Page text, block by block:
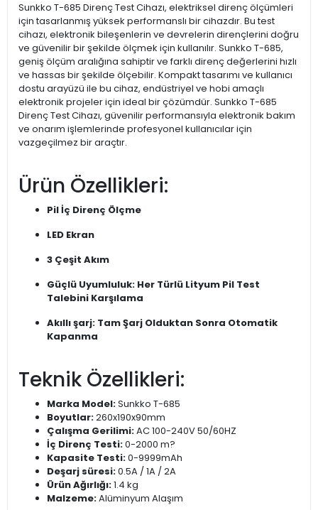
Sunkko T-685 Direnç Test Cihazı, elektriksel direnç ölçümleri
için tasarlanmış yüksek performanslı bir cihazdır. Bu test
cihazı, elektronik bileşenlerin ve devrelerin dirençlerini doğru
ve güvenilir bir şekilde ölçmek için kullanılır. Sunkko T-685,
geniş ölçüm aralığına sahiptir ve farklı direnç değerlerini hızlı
ve hassas bir şekilde ölçebilir. Kompakt tasarımı ve kullanıcı
dostu arayüzü ile bu cihaz, endüstriyel ve hobi amaçlı
elektronik projeler için ideal bir çözümdür. Sunkko T-685
Direnç Test Cihazı, güvenilir performansıyla elektronik bakım
ve onarım işlemlerinde profesyonel kullanıcılar için
vazgeçilmez bir araçtır.
Ürün Özellikleri:
Pil İç Direnç Ölçme
LED Ekran
3 Çeşit Akım
Güçlü Uyumluluk: Her Türlü Lityum Pil Test
Talebini Karşılama
Akıllı şarj: Tam Şarj Olduktan Sonra Otomatik
Kapanma
Teknik Özellikleri:
Marka Model:Sunkko T-685
Boyutlar:260x190x90mm
Çalışma Gerilimi:AC 100-240V 50/60HZ
İç Direnç Testi:0-2000 m?
Kapasite Testi:0-9999mAh
Deşarj süresi:0.5A / 1A / 2A
Ürün Ağırlığı:1.4 kg
Malzeme:Alüminyum Alaşım